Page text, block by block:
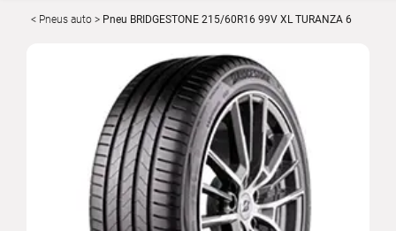
Pneus auto Pneu BRIDGESTONE 215/60R16 99V XL TURANZA 6